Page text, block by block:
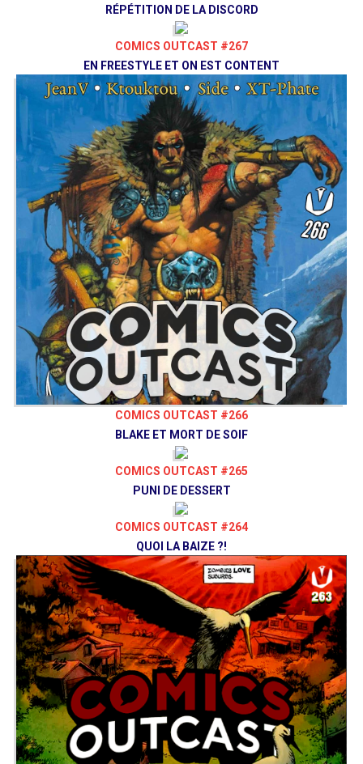
Wildstorm, 2005 / Glénat, novembre 2019
https://www.glenat.com/glenat-
comics/silent-dragon-9782344025475
KETRUS/ Excellence 3mn
Auteur : Brandon Thomas / Illu et couleurs :
Emilio Lopez + Khary Randolph
Skybound/Image Comics, mai 2019, TPB
en anglais en novembre 2019
https://www.darkhorse.com/Comics/3004-
073/Manor-Black-1
FOCUS
Dark Crystal, le comics / Dark Crystal sur
Netflix
SPÉCIAL
Les cadeaux de Noël
Starring:
Ketrus@K3trus
Adrien@AdrienLarouzee
@SamLePiranha
@Comicsoutcast
Comics Outcast
Bouyah Comics Club
vaisseauhypersensas.fr/
patreon.com/vaisseauhypersensas
Vaisseau Hyper Sensas © 2019
RÉPÉTITION DE LA DISCORD
COMICS OUTCAST #267
EN FREESTYLE ET ON EST CONTENT
COMICS OUTCAST #266
BLAKE ET MORT DE SOIF
COMICS OUTCAST #265
PUNI DE DESSERT
COMICS OUTCAST #264
QUOI LA BAIZE ?!